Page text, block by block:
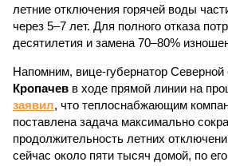
летние отключения горячей воды
через 5–7 лет. Для полного отказа
десятилетия и замена 70–80%
Напомним, вице-губернатор
Кропачев в ходе прямой линии на
заявил, что теплоснабжающим
поставлена задача максимально
продолжительность летних
сейчас около пяти тысяч домой, по